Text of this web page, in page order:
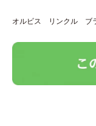
オルビス リンクル ブ